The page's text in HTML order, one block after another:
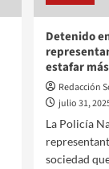
Detenido
estafar
Redacción
julio 31,
La Policía
sociedad